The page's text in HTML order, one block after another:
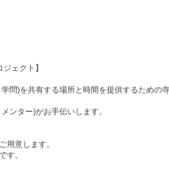
ェクト】
問)を共有する場所と時間を提供するための
ンター)がお手伝いします。
用意します。
す。